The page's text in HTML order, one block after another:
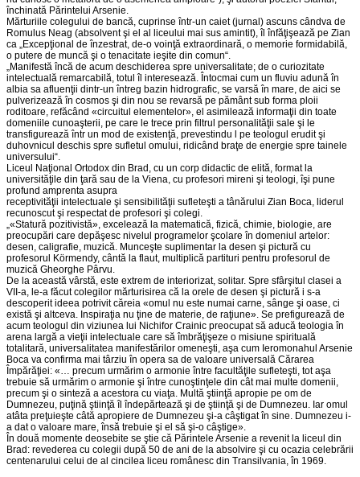
închinată Părintelui Arsenie.
Mărturiile colegului de bancă, cuprinse într-un caiet (jurnal) ascuns cândva de
Romulus Neag (absolvent şi el al liceului mai sus amintit), îl înfăţişează pe Zian
ca „Excepţional de înzestrat, de-o voinţă extraordinară, o memorie formidabilă,
o putere de muncă şi o tenacitate ieşite din comun“.
„Manifestă încă de acum deschiderea spre universalitate; de o curiozitate
intelectuală remarcabilă, totul îl interesează. Întocmai cum un fluviu adună în
albia sa afluenţii dintr-un întreg bazin hidrografic, se varsă în mare, de aici se
pulverizează în cosmos şi din nou se revarsă pe pământ sub forma ploii
roditoare, refăcând «circuitul elementelor», el asimilează informaţii din toate
domeniile cunoaşterii, pe care le trece prin filtrul personalităţii sale şi le
transfigurează într un mod de existenţă, prevestindu l pe teologul erudit şi
duhovnicul deschis spre sufletul omului, ridicând braţe de energie spre tainele
universului“.
Liceul Naţional Ortodox din Brad, cu un corp didactic de elită, format la
universităţile din ţară sau de la Viena, cu profesori mireni şi teologi, îşi pune
profund amprenta asupra
receptivităţii intelectuale şi sensibilităţii sufleteşti a tânărului Zian Boca, liderul
recunoscut şi respectat de profesori şi colegi.
„«Statură pozitivistă», excelează la matematică, fizică, chimie, biologie, are
preocupări care depăşesc nivelul programelor şcolare în domeniul artelor:
desen, caligrafie, muzică. Munceşte suplimentar la desen şi pictură cu
profesorul Körmendy, cântă la flaut, multiplică partituri pentru profesorul de
muzică Gheorghe Pârvu.
De la această vârstă, este extrem de interiorizat, solitar. Spre sfârşitul clasei a
VII-a, le-a făcut colegilor mărturisirea că la orele de desen şi pictură i s-a
descoperit ideea potrivit căreia «omul nu este numai carne, sânge şi oase, ci
există şi altceva. Inspiraţia nu ţine de materie, de raţiune». Se prefigurează de
acum teologul din viziunea lui Nichifor Crainic preocupat să aducă teologia în
arena largă a vieţii intelectuale care să îmbrăţişeze o misiune spirituală
totalitară, universalitatea manifestărilor omeneşti, aşa cum Ieromonahul Arsenie
Boca va confirma mai târziu în opera sa de valoare universală Cărarea
Împărăţiei: «… precum urmărim o armonie între facultăţile sufleteşti, tot aşa
trebuie să urmărim o armonie şi între cunoştinţele din cât mai multe domenii,
precum şi o sinteză a acestora cu viaţa. Multă ştiinţă apropie pe om de
Dumnezeu, puţină ştiinţă îl îndepărtează şi de ştiinţă şi de Dumnezeu. Iar omul
atâta preţuieşte câtă apropiere de Dumnezeu şi-a câştigat în sine. Dumnezeu i-
a dat o valoare mare, însă trebuie şi el să şi-o câştige».
În două momente deosebite se ştie că Părintele Arsenie a revenit la liceul din
Brad: revederea cu colegii după 50 de ani de la absolvire şi cu ocazia celebrării
centenarului celui de al cincilea liceu românesc din Transilvania, în 1969.